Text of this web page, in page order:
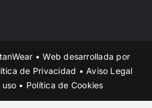
• Web desarrollada por
de Privacidad •Aviso Legal
• Política de Cookies